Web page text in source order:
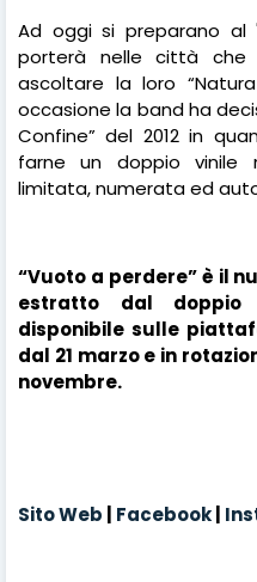
Ad oggi si preparano al
porterà nelle città che
ascoltare la loro
occasione la band ha
Confine” del 2012 in
farne un doppio vinile
limitata, numerata ed
“Vuoto a perdere” è il
estratto dal doppio
disponibile sulle
dal 21 marzo e in
novembre.
Sito Web | Facebook|